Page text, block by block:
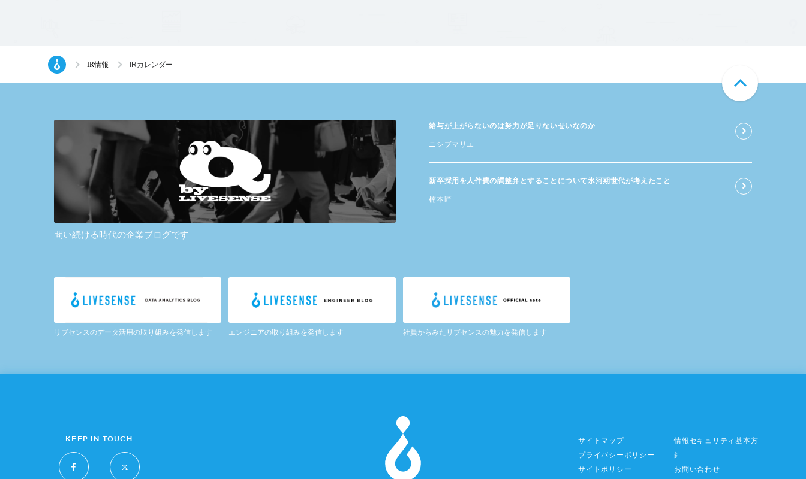
IR情報 IRカレンダー
問い続ける時代の企業ブログです
給与が​上がらないのは​努力が​足りないせいなのか
ニシブマリエ
新卒採用を​人件費の​調整弁と​する​ことに​ついて​氷河期世代が​考えた​こと
楠本匠
リブセンスのデータ活用の取り組みを発信します エンジニアの取り組みを発信します 社員からみたリブセンスの魅力を発信します
KEEP IN TOUCH
サイトマップ
プライバシーポリシー
サイトポリシー
情報セキュリティ基本方
針
お問い合わせ